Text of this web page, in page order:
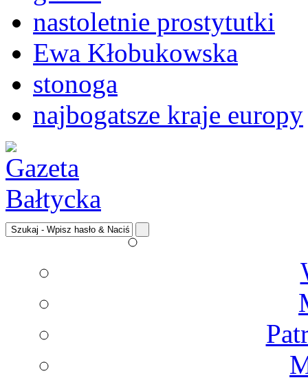
nastoletnie prostytutki
Ewa Kłobukowska
stonoga
najbogatsze kraje europy